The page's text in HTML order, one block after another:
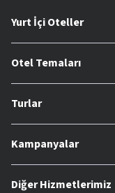
Yurt İçi Oteller
Otel Temaları
Turlar
Kampanyalar
Diğer Hizmetlerimiz